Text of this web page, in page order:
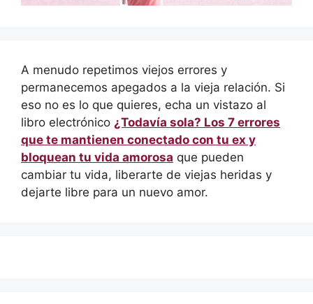
A menudo repetimos viejos errores y
permanecemos apegados a la vieja relación. Si
eso no es lo que quieres, echa un vistazo al
libro electrónico ¿Todavía sola? Los 7 errores
que te mantienen conectado con tu ex y
bloquean tu vida amorosa que pueden
cambiar tu vida, liberarte de viejas heridas y
dejarte libre para un nuevo amor.